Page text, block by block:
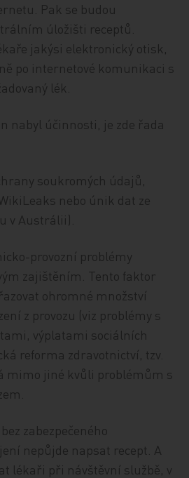
Pak se budou
úložišti receptů.
jakýsi elektronický otisk,
po internetové komunikaci s
lék.
nabyl účinnosti, je zde řada
soukromých údajů,
nebo únik dat ze
v Austrálii).
provozní problémy
zajištěním. Tento faktor
ohromné množství
z provozu (viz problémy s
výplatami sociálních
reforma zdravotnictví, tzv.
mimo jiné kvůli problémům s
zabezpečeného
nepůjde napsat recept. A
lékaři při návštěvní službě, v